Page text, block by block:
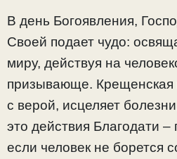
В день Богоявления,
Своей подает чудо:
миру, действуя на
призывающе. Крещенская
с верой, исцеляет
это действия Благодати
если человек не борется